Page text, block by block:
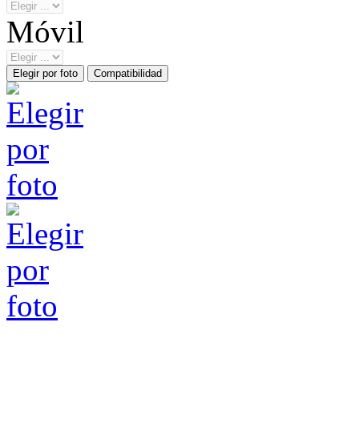
Móvil